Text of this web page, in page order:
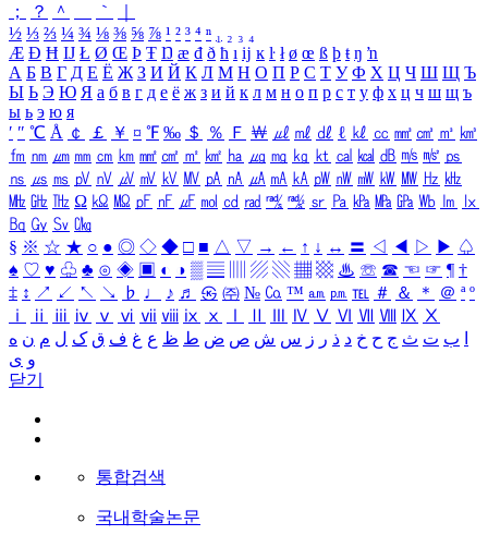
；
？ ＾ ｀
½ ⅓ ⅔ ¼ ¾ ⅛ ⅜ ⅝ ⅞ ¹ ² ³ ⁴ ⁿ ₁ ₂ ₃ ₄
Æ Ð Ħ Ĳ Ł Ø Œ Þ Ŧ Ŋ æ đ ð ħ ı ĳ ĸ ŀ ł ø œ ß þ ŧ ŋ ŉ
А Б В Г Д Е Ё Ж З И Й К Л М Н О П Р С Т У Ф Х Ц Ч Ш Щ Ъ
Ы Ь Э Ю Я а б в г д е ё ж з и й к л м н о п р с т у ф х ц ч ш щ ъ
ы ь э ю я
′ ″ ℃ Å ￠ ￡ ￥ ¤ ℉ ‰ ＄ ％ Ｆ ￦ ㎕ ㎖ ㎗ ℓ ㎘ ㏄ ㎣ ㎤ ㎥ ㎦
㎙ ㎚ ㎛ ㎜ ㎝ ㎞ ㎟ ㎠ ㎡ ㎢ ㏊ ㎍ ㎎ ㎏ ㏏ ㎈ ㎉ ㏈ ㎧ ㎨ ㎰
㎱ ㎲ ㎳ ㎴ ㎵ ㎶ ㎷ ㎸ ㎹ ㎀ ㎁ ㎂ ㎃ ㎄ ㎺ ㎻ ㎽ ㎾ ㎿ ㎐ ㎑
㎒ ㎓ ㎔ Ω ㏀ ㏁ ㎊ ㎋ ㎌ ㏖ ㏅ ㎭ ㎮ ㎯ ㏛ ㎩ ㎪ ㎫ ㎬ ㏝ ㏐
㏓
㏃ ㏉ ㏜ ㏆
§ ※ ☆ ★ ○ ● ◎ ◇ ◆ □ ■ △ ▽ → ← ↑ ↓ ↔ 〓 ◁ ◀ ▷ ▶ ♤
♠ ♡ ♥ ♧ ♣ ⊙ ◈ ▣ ◐ ◑ ▒ ▤ ▨ ▧ ▦ ▩ ♨ ☏ ☎ ☜ ☞ ¶ †
‡ ↕ ↗ ↙ ↖ ↘ ♭ ♩ ♪ ♬ ㉿ ㈜ № ㏇ ™ ㏂ ㏘ ℡ ＃ ＆ ＊ ＠ ª º
ⅰ
ⅱ ⅲ ⅳ ⅴ ⅵ ⅶ ⅷ ⅸ ⅹ Ⅳ Ⅴ Ⅵ Ⅶ Ⅷ Ⅸ Ⅹ
ب ت ث ج ح خ د ذ ر ز س ش ص ض ط ظ ع غ ف ق ک ل م ن ه
و ی
닫기
통합검색
국내학술논문